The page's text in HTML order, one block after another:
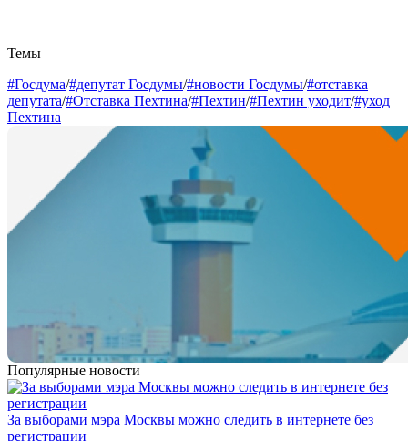
Темы
#Госдума/#депутат Госдумы/#новости Госдумы/#отставка
депутата/#Отставка Пехтина/#Пехтин/#Пехтин уходит/#уход
Пехтина
Популярные новости
За выборами мэра Москвы можно следить в интернете без
регистрации